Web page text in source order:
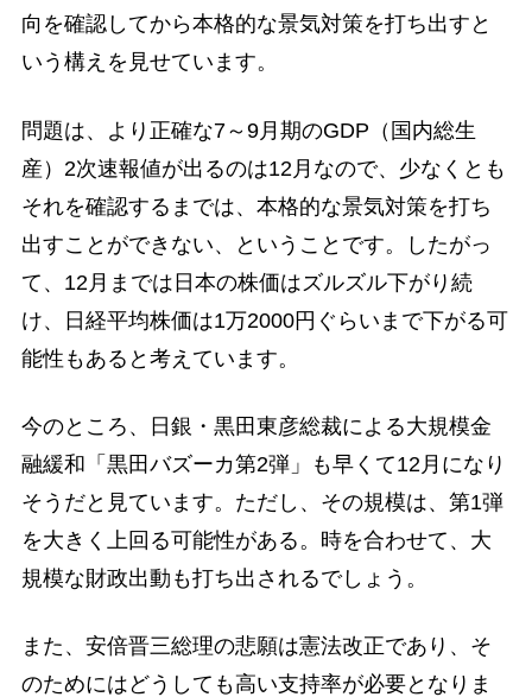
向を確認してから本格的な景気対策を打ち出すと
いう構えを見せています。
問題は、より正確な7～9月期のGDP（国内総生
産）2次速報値が出るのは12月なので、少なくとも
それを確認するまでは、本格的な景気対策を打ち
出すことができない、ということです。したがっ
て、12月までは日本の株価はズルズル下がり続
け、日経平均株価は1万2000円ぐらいまで下がる可
能性もあると考えています。
今のところ、日銀・黒田東彦総裁による大規模金
融緩和「黒田バズーカ第2弾」も早くて12月になり
そうだと見ています。ただし、その規模は、第1弾
を大きく上回る可能性がある。時を合わせて、大
規模な財政出動も打ち出されるでしょう。
また、安倍晋三総理の悲願は憲法改正であり、そ
のためにはどうしても高い支持率が必要となりま